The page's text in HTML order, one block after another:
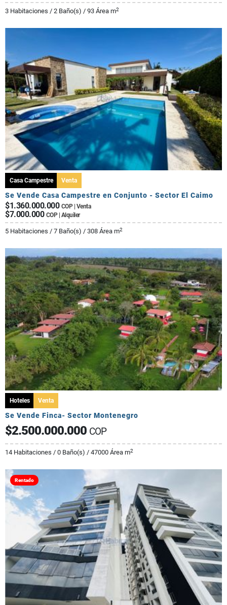
3 Habitaciones / 2 Baño(s) / 93 Área m2
Casa Campestre Venta
Se Vende Casa Campestre en Conjunto - Sector El Caimo
$1.360.000.000 COP | Venta
$7.000.000 COP | Alquiler
5 Habitaciones / 7 Baño(s) / 308 Área m2
Hoteles Venta
Se Vende Finca- Sector Montenegro
$2.500.000.000 COP
14 Habitaciones / 0 Baño(s) / 47000 Área m2
Rentado